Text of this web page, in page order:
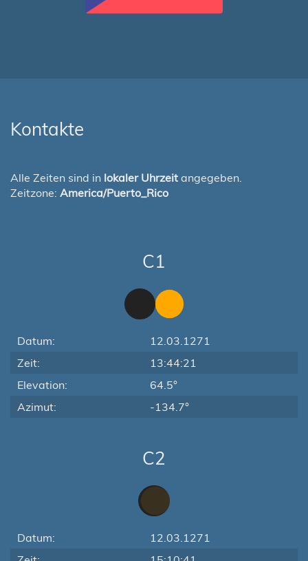
Kontakte
Alle Zeiten sind in lokaler Uhrzeit angegeben.
Zeitzone: America/Puerto_Rico
C1
Datum:
12.03.1271
Zeit:
13:44:21
Elevation:
64.5°
Azimut:
-134.7°
C2
Datum:
12.03.1271